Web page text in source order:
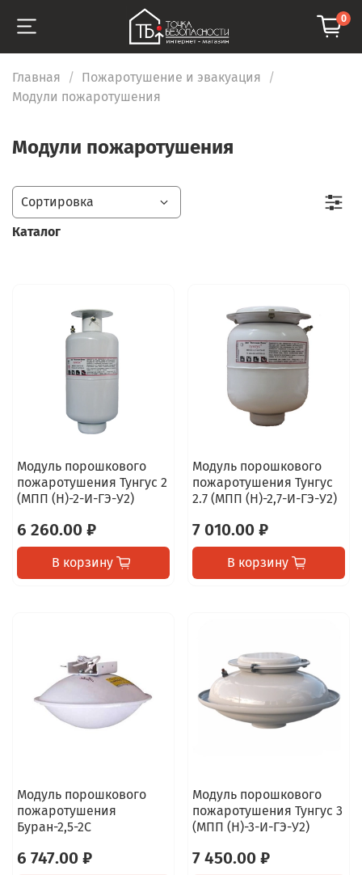
0
Главная
Пожаротушение и эвакуация
Модули пожаротушения
Модули пожаротушения
Модуль порошкового
пожаротушения Тунгус 2
(МПП (Н)-2-И-ГЭ-У2)
6 260.00 ₽
В корзину
Модуль порошкового
пожаротушения Тунгус
2.7 (МПП (Н)-2,7-И-ГЭ-У2)
7 010.00 ₽
В корзину
Модуль порошкового
пожаротушения
Буран-2,5-2С
6 747.00 ₽
Модуль порошкового
пожаротушения Тунгус 3
(МПП (Н)-3-И-ГЭ-У2)
7 450.00 ₽
Каталог